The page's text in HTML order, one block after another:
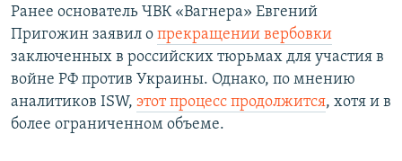
Ранее основатель ЧВК «Вагнера» Евгений
Пригожин заявил о прекращении вербовки
заключенных в российских тюрьмах для участия в
войне РФ против Украины. Однако, по мнению
аналитиков ISW, этот процесс продолжится, хотя и в
более ограниченном объеме.